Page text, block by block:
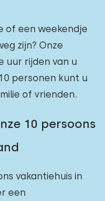
of een weekendje
zijn? Onze
uur rijden van u
personen kunt u
of vrienden.
10 persoons
vakantiehuis in
een